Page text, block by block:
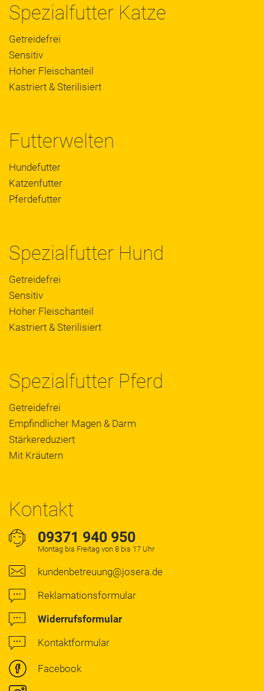
Spezialfutter Katze
Getreidefrei
Sensitiv
Hoher Fleischanteil
Kastriert & Sterilisiert
Futterwelten
Hundefutter
Katzenfutter
Pferdefutter
Spezialfutter Hund
Getreidefrei
Sensitiv
Hoher Fleischanteil
Kastriert & Sterilisiert
Spezialfutter Pferd
Getreidefrei
Empfindlicher Magen & Darm
Stärkereduziert
Mit Kräutern
Kontakt
09371 940 950
Montag bis Freitag von 8 bis 17 Uhr
kundenbetreuung@josera.de
Reklamationsformular
Widerrufsformular
Kontaktformular
Facebook